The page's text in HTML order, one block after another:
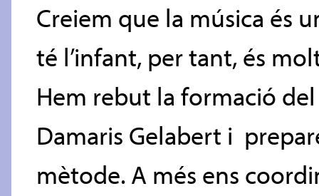
Creiem que la música és
té l’infant, per tant, és
Hem rebut la formació del
Damaris Gelabert i
mètode. A més ens